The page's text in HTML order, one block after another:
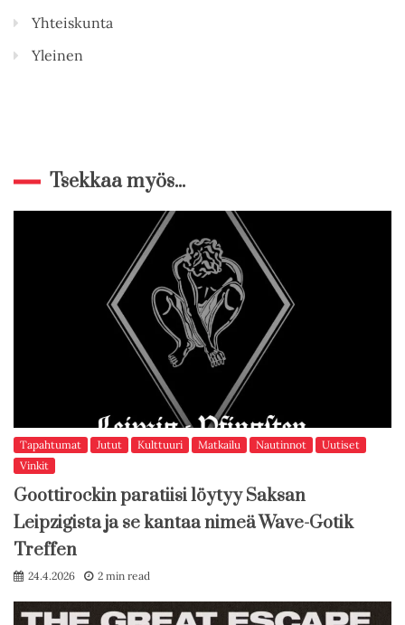
Yhteiskunta
Yleinen
Tsekkaa myös...
Tapahtumat Jutut Kulttuuri Matkailu Nautinnot
Uutiset
Vinkit
Goottirockin paratiisi löytyy Saksan
Leipzigista ja se kantaa nimeä Wave-Gotik
Treffen
24.4.2026 2 min read